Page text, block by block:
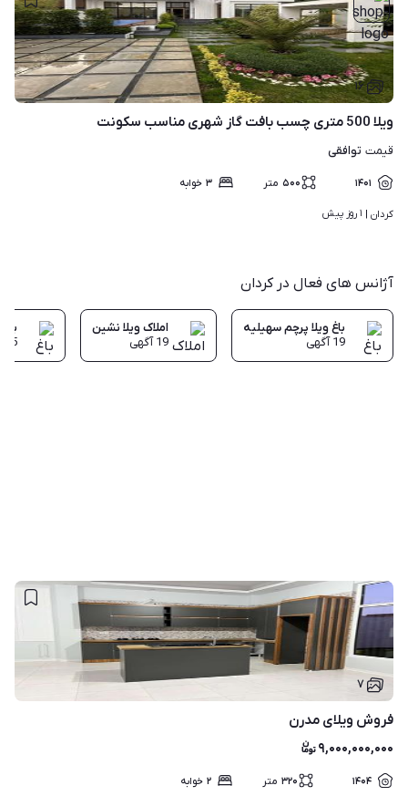
۱۶
ویلا 500 متری چسب بافت گاز شهری مناسب سکونت
قیمت توافقی
۱۴۰۱ ۵۰۰ متر ۳ خوابه
کردان | ۱ روز پیش
آژانس های فعال در کردان
باغ ویلا پرچم سهیلیه
19 آگهی
املاک ویلا نشین
19 آگهی
15
۷
فروش ویلای مدرن
۹,۰۰۰,۰۰۰,۰۰۰
۱۴۰۴ ۳۲۰ متر ۲ خوابه